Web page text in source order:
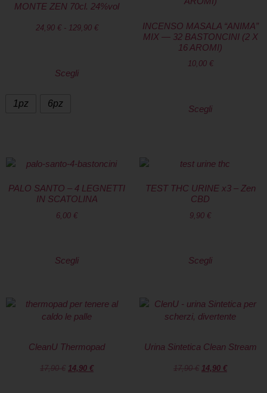
MONTE ZEN 70cl. 24%vol
24,90 € - 129,90 €
Scegli
1pz 6pz
INCENSO MASALA “ANIMA”
MIX — 32 BASTONCINI (2 X
16 AROMI)
10,00 €
Scegli
PALO SANTO – 4 LEGNETTI
IN SCATOLINA
6,00 €
Scegli
TEST THC URINE x3 – Zen
CBD
9,90 €
Scegli
CleanU Thermopad
17,90€ 14,90 €
Urina Sintetica Clean Stream
17,90€ 14,90 €